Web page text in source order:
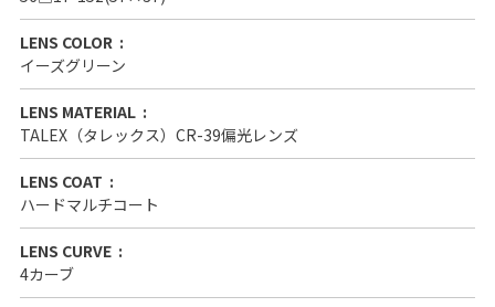
LENS COLOR
イーズグリーン
LENS MATERIAL
TALEX（タレックス）CR-39偏光レンズ
LENS COAT
ハードマルチコート
LENS CURVE
4カーブ